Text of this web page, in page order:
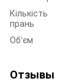
Кількість
прань
Об'єм
Отзывы